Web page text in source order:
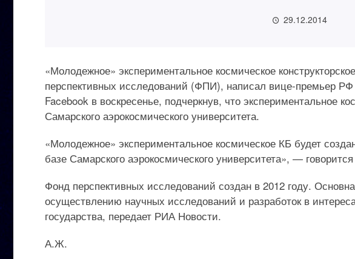
29.12.2014
«Молодежное» экспериментальное космическое
перспективных исследований (ФПИ), написал вице-премьер
Facebook в воскресенье, подчеркнув, что экспериментальное
Самарского аэрокосмического университета.
«Молодежное» экспериментальное космическое КБ будет
базе Самарского аэрокосмического университета», —
Фонд перспективных исследований создан в 2012 году.
осуществлению научных исследований и разработок в
государства, передает РИА Новости.
А.Ж.